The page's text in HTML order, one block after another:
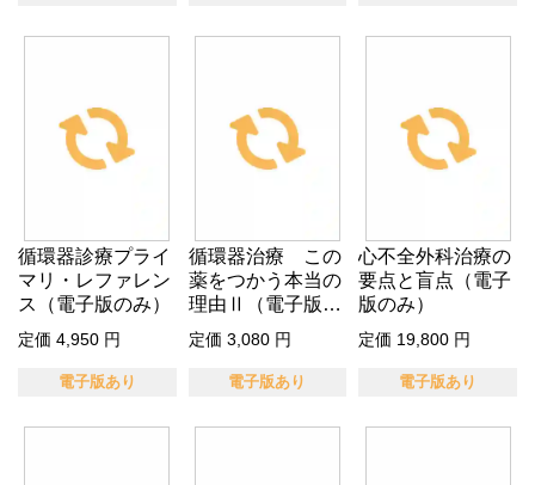
循環器診療プライ
マリ・レファレン
ス（電子版のみ）
定価 4,950 円
電子版あり
循環器治療 この
薬をつかう本当の
理由Ⅱ（電子版の
み）
定価 3,080 円
電子版あり
心不全外科治療の
要点と盲点（電子
版のみ）
定価 19,800 円
電子版あり